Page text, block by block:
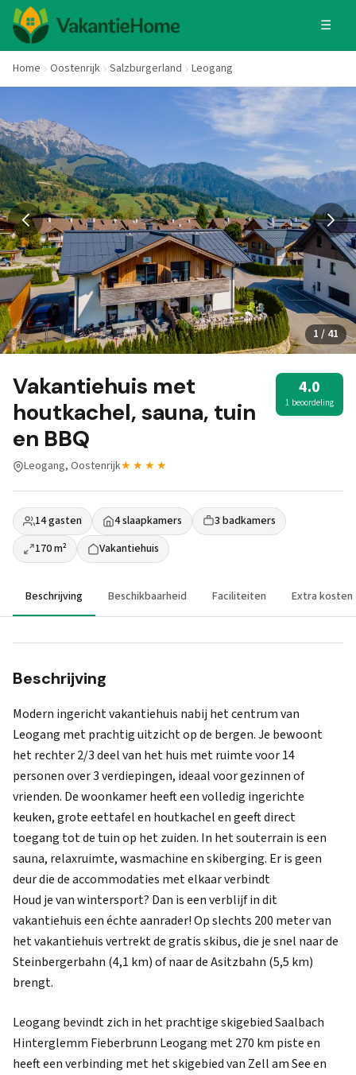
☰
Home Oostenrijk Salzburgerland Leogang
1 / 41
Vakantiehuis met
houtkachel, sauna, tuin
en BBQ
4.0
1 beoordeling
Leogang, Oostenrijk★★★★
14 gasten 4 slaapkamers
3 badkamers
170 m²
Vakantiehuis
Beschrijving Beschikbaarheid Faciliteiten Extra kosten
Beschrijving
Modern ingericht vakantiehuis nabij het centrum van
Leogang met prachtig uitzicht op de bergen. Je bewoont
het rechter 2/3 deel van het huis met ruimte voor 14
personen over 3 verdiepingen, ideaal voor gezinnen of
vrienden. De woonkamer heeft een volledig ingerichte
keuken, grote eettafel en houtkachel en geeft direct
toegang tot de tuin op het zuiden. In het souterrain is een
sauna, relaxruimte, wasmachine en skiberging. Er is geen
deur die de accommodaties met elkaar verbindt
Houd je van wintersport? Dan is een verblijf in dit
vakantiehuis een échte aanrader! Op slechts 200 meter van
het vakantiehuis vertrekt de gratis skibus, die je snel naar de
Steinbergerbahn (4,1 km) of naar de Asitzbahn (5,5 km)
brengt.
Leogang bevindt zich in het prachtige skigebied Saalbach
Hinterglemm Fieberbrunn Leogang met 270 km piste en
heeft een verbinding met het skigebied van Zell am See en